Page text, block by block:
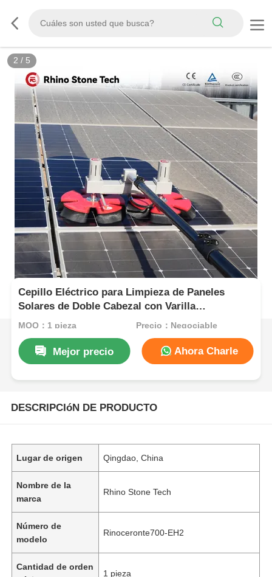
3 / 5
Cepillo Eléctrico para Limpieza de Paneles
Solares de Doble Cabezal con Varilla
Telescópica con Paso de Agua
MOQ：1 pieza Precio：Negociable
Mejor precio Ahora Charle
DESCRIPCIóN DE PRODUCTO
Lugar de origen Qingdao, China
Nombre de la
marca
Rhino Stone Tech
Número de
modelo
Rinoceronte700-EH2
Cantidad de orden
1 pieza